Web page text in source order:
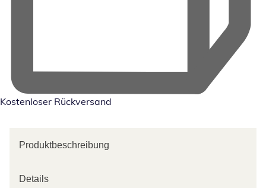
Kostenloser Rückversand
Produktbeschreibung
Details